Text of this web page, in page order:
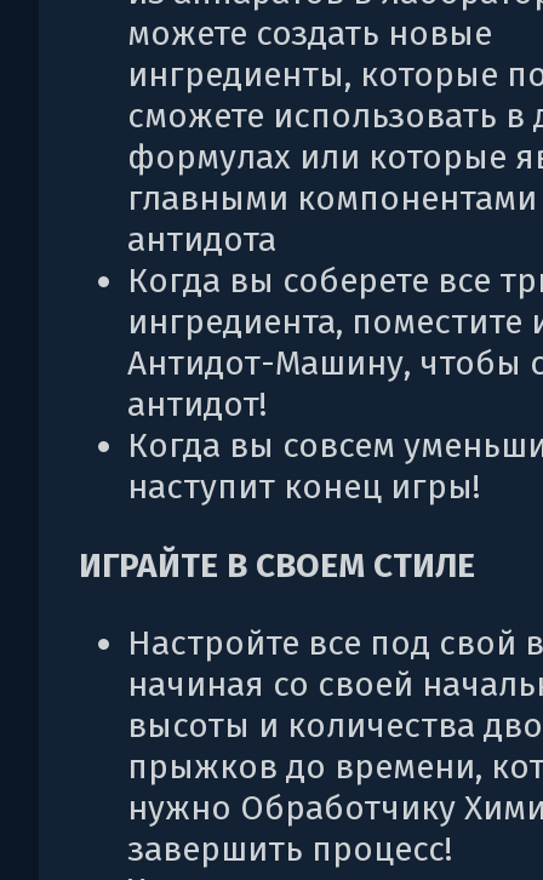
можете создать новые
ингредиенты, которые
сможете использовать в
формулах или которые
главными
антидота
Когда вы соберете все
ингредиента, поместите
Антидот-Машину, чтобы
антидот!
Когда вы совсем
наступит конец игры!
ИГРАЙТЕ В СВОЕМ СТИЛЕ
Настройте все под свой
начиная со своей
высоты и количества
прыжков до времени,
нужно Обработчику
завершить процесс!